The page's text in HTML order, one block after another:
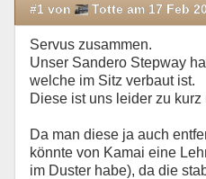
#1 von Totte am 17 Feb
Servus zusammen.
Unser Sandero Stepway
welche im Sitz verbaut ist.
Diese ist uns leider zu kurz
Da man diese ja auch
könnte von Kamai eine
im Duster habe), da die